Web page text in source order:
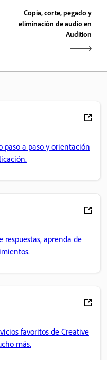
Copia, corte, pegado y
eliminación de audio en
Audition
a paso y orientación
aprenda de
favoritos de Creative
más.